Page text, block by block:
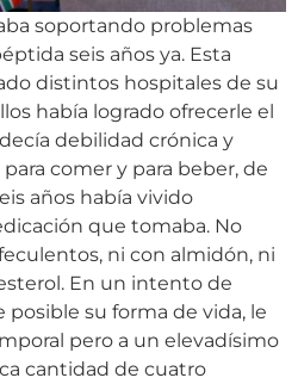
soportando problemas
seis años ya. Esta
distintos hospitales de su
había logrado ofrecerle el
debilidad crónica y
comer y para beber, de
años había vivido
que tomaba. No
ni con almidón, ni
En un intento de
su forma de vida, le
pero a un elevadísimo
cantidad de cuatro